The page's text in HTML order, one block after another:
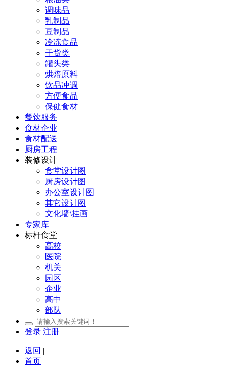
调味品
乳制品
豆制品
冷冻食品
干货类
罐头类
烘焙原料
饮品冲调
方便食品
保健食材
餐饮服务
食材企业
食材配送
厨房工程
装修设计
食堂设计图
厨房设计图
办公室设计图
其它设计图
文化墙\挂画
专家库
标杆食堂
高校
医院
机关
园区
企业
高中
部队
登录 注册
返回 |
首页